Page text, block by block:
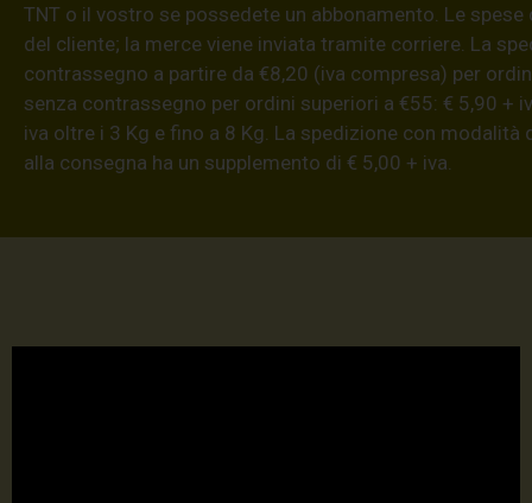
TNT o il vostro se possedete un abbonamento. Le
del cliente; la merce viene inviata tramite corriere. La
contrassegno a partire da €8,20 (iva compresa) per
senza contrassegno per ordini superiori a €55: € 5,90 +
iva oltre i 3 Kg e fino a 8 Kg. La spedizione con
alla consegna ha un supplemento di € 5,00 + iva.